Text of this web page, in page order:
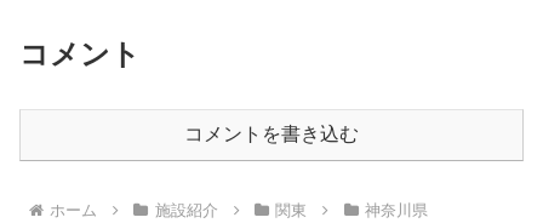
コメント
コメントを書き込む
ホーム 施設紹介 関東 神奈川県